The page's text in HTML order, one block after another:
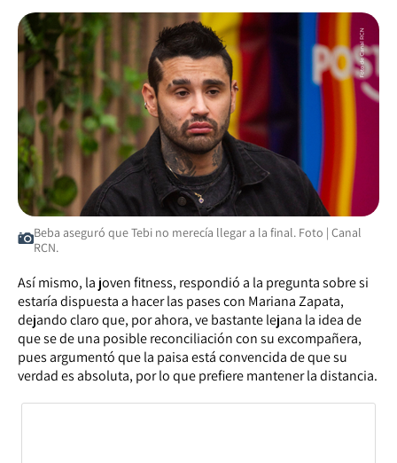
Beba aseguró que Tebi no merecía llegar a la final. Foto | Canal
RCN.
Así mismo, la joven fitness, respondió a la pregunta sobre si
estaría dispuesta a hacer las pases con Mariana Zapata,
dejando claro que, por ahora, ve bastante lejana la idea de
que se de una posible reconciliación con su excompañera,
pues argumentó que la paisa está convencida de que su
verdad es absoluta, por lo que prefiere mantener la distancia.